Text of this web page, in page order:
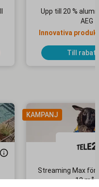
Upp till 20 %
AEG
Innovativa
Till
KAMPANJ
Streaming Max för
12 mån